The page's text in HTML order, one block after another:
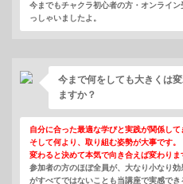
今までもチャクラ初心者の方・オンライ
っしゃいましたよ。
今まで何をしても大きくは
ますか？
自分に合った最適な学びと実践が関係して
そして何より、取り組む姿勢が大事です。
変わると決めて本気で向き合えば変わりま
参加者の方のほぼ全員が、大なり小なり
がすべてではないことも当講座で実感でき